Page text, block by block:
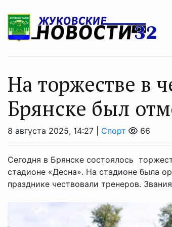
На торжестве в
Брянске был
8 августа 2025, 14:27 | Спорт 66
Сегодня в Брянске состоялось
стадионе «Десна». На стадионе была
празднике чествовали тренеров.